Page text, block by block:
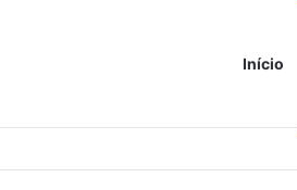
Início